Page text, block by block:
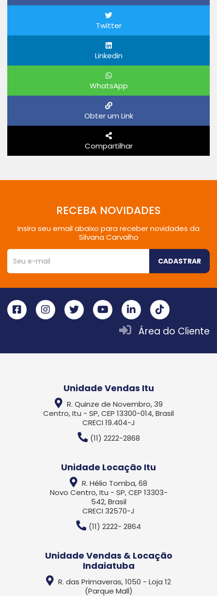
Twitter
Linkedin
WhatsApp
Obter um Link
Compartilhar
RECEBA NOVIDADES
Insira seu email abaixo para receber novidades da
Silvana Carvalho
CADASTRAR
Área do Cliente
Unidade Vendas Itu
R. Quinze de Novembro, 39
Centro, Itu - SP, CEP 13300-014, Brasil
CRECI 19.404-J
(11) 2222-2868
Unidade Locação Itu
R. Hélio Tomba, 68
Novo Centro, Itu - SP, CEP 13303-
542, Brasil
CRECI 32570-J
(11) 2222- 2864
Unidade Vendas & Locação
Indaiatuba
R. das Primaveras, 1050 - Loja 12
(Parque Mall)